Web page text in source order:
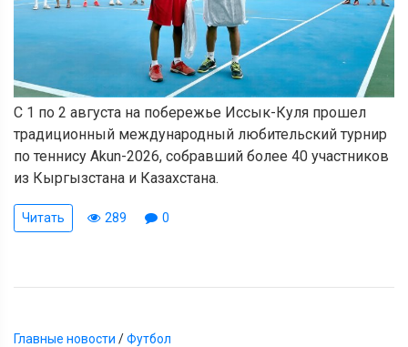
С 1 по 2 августа на побережье Иссык-Куля прошел
традиционный международный любительский турнир
по теннису Akun-2026, собравший более 40 участников
из Кыргызстана и Казахстана.
Читать 289 0
Главные новости /Футбол